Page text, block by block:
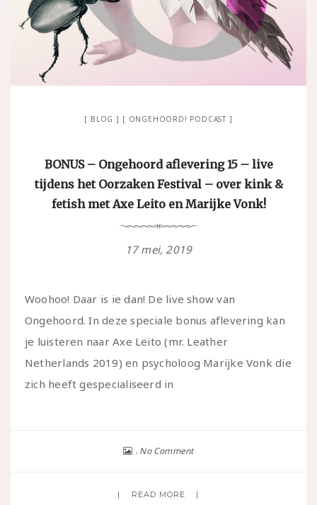
BLOG ONGEHOORD! PODCAST
BONUS – Ongehoord aflevering 15 – live
tijdens het Oorzaken Festival – over kink &
fetish met Axe Leito en Marijke Vonk!
17 mei, 2019
Woohoo! Daar is ie dan! De live show van
Ongehoord. In deze speciale bonus aflevering kan
je luisteren naar Axe Leito (mr. Leather
Netherlands 2019) en psycholoog Marijke Vonk die
zich heeft gespecialiseerd in
No Comment
READ MORE